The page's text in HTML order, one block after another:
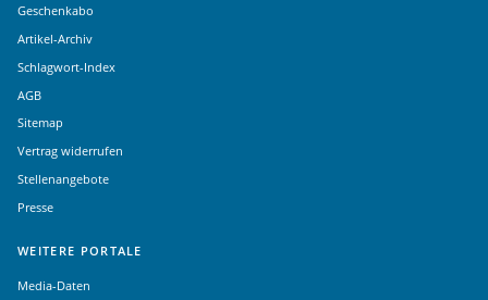
Geschenkabo
Artikel-Archiv
Schlagwort-Index
AGB
Sitemap
Vertrag widerrufen
Stellenangebote
Presse
WEITERE PORTALE
Media-Daten